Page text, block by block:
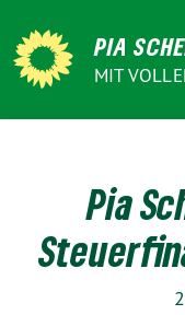
zum
Inhalt
PIA
MIT
Pia